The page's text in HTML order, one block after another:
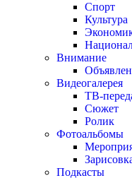
Спорт
Культура
Внимание
Видеогалерея
ТВ-
Сюжет
Ролик
Фотоальбомы
Подкасты